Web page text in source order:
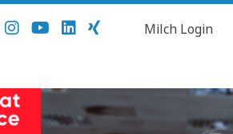
Milch Login